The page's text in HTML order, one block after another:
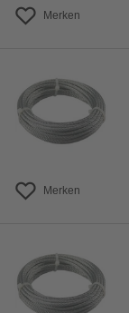
Merken
Merken